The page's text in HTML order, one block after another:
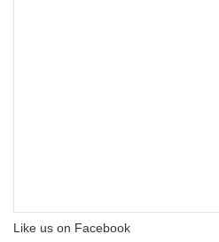
Like us on Facebook